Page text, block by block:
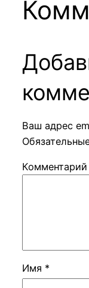
Ваш адрес
Комментарий
Имя *